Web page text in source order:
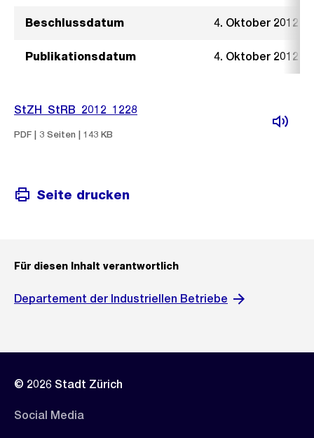
Beschlussdatum 4. Oktober 2012
Publikationsdatum 4. Oktober 2012
StZH_StRB_2012_1228
PDF | 3 Seiten | 143 KB
Seite drucken
Für diesen Inhalt verantwortlich
Departement der Industriellen Betriebe
© 2026 Stadt Zürich
Social Media